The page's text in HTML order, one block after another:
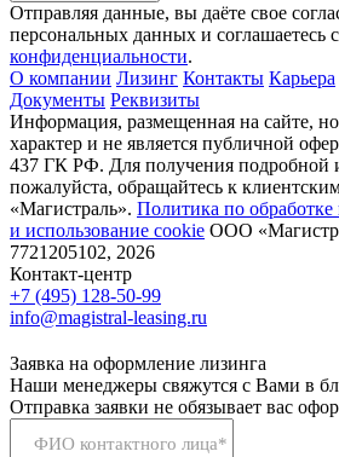
Отправляя данные, вы даёте свое
персональных данных и соглашаетесь
конфиденциальности.
О компании Лизинг Контакты Карьера
Документы Реквизиты
Информация, размещенная на сайте,
характер и не является публичной
437 ГК РФ. Для получения подробной
пожалуйста, обращайтесь к
«Магистраль». Политика по
и использование сookie ООО
7721205102, 2026
Контакт-центр
+7 (495) 128-50-99
info@magistral-leasing.ru
Заявка на оформление лизинга
Наши менеджеры свяжутся с Вами в
Отправка заявки не обязывает вас
ФИО контактного лица*